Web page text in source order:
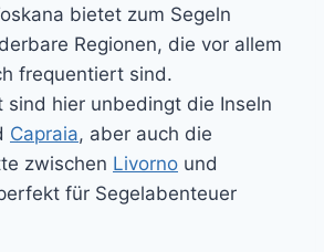
bietet zum Segeln
Regionen, die vor allem
frequentiert sind.
sind hier unbedingt die Inseln
Capraia, aber auch die
zwischen Livorno und
für Segelabenteuer